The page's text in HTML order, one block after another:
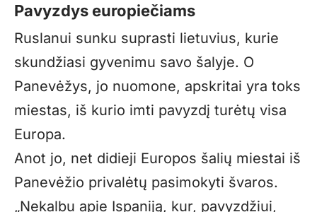
Pavyzdys europiečiams
Ruslanui sunku suprasti lietuvius, kurie
skundžiasi gyvenimu savo šalyje. O
Panevėžys, jo nuomone, apskritai yra toks
miestas, iš kurio imti pavyzdį turėtų visa
Europa.
Anot jo, net didieji Europos šalių miestai iš
Panevėžio privalėtų pasimokyti švaros.
„Nekalbu apie Ispaniją, kur, pavyzdžiui,